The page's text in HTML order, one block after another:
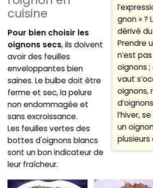
gnon » ?
dérivé
Prendre
n’est
oignons ;
vaut
oignons,
l’hiver,
un
plusieurs
cuisine
Pour bien choisir les
oignons secs, ils doivent
avoir des feuilles
enveloppantes bien
saines. Le bulbe doit être
ferme et sec, la pelure
non endommagée et
sans excroissance.
Les feuilles vertes des
bottes d'oignons blancs
sont un bon indicateur de
leur fraîcheur.